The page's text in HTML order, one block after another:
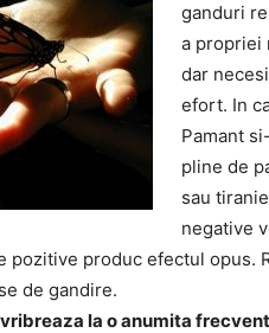
ganduri
a propriei
dar
efort. In
Pamant
pline de
sau
negative
pozitive produc efectul opus.
de gandire.
la o anumita